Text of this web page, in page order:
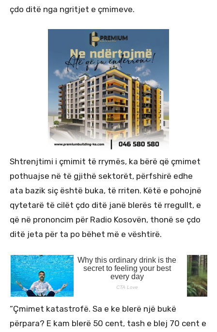
çdo ditë nga ngritjet e çmimeve.
Shtrenjtimi i çmimit të rrymës, ka bërë që çmimet
pothuajse në të gjithë sektorët, përfshirë edhe
ata bazik siç është buka, të rriten. Këtë e pohojnë
qytetarë të cilët çdo ditë janë blerës të rregullt, e
që në prononcim për Radio Kosovën, thonë se çdo
ditë jeta për ta po bëhet më e vështirë.
“Çmimet katastrofë. Sa e ke blerë një bukë
përpara? E kam blerë 50 cent, tash e blej 70 cent e